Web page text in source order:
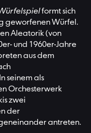
formt sich
geworfenen Würfel.
Aleatorik (von
und 1960er-Jahre
aus dem
seinem als
Orchesterwerk
zwei
der
antreten.